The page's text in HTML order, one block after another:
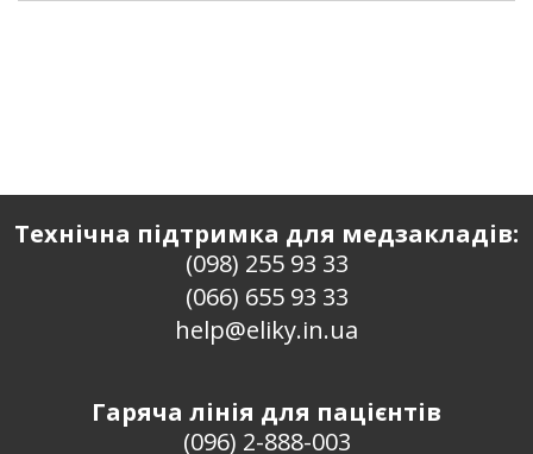
Технічна підтримка для медзакладів:
(098) 255 93 33
(066) 655 93 33
help@eliky.in.ua
Гаряча лінія для пацієнтів
(096) 2-888-003